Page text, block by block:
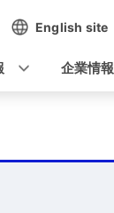
English site
企業情報